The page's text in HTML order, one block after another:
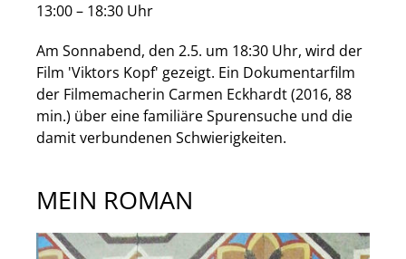
13:00 – 18:30 Uhr
Am Sonnabend, den 2.5. um 18:30 Uhr, wird der
Film 'Viktors Kopf' gezeigt. Ein Dokumentarfilm
der Filmemacherin Carmen Eckhardt (2016, 88
min.) über eine familiäre Spurensuche und die
damit verbundenen Schwierigkeiten.
MEIN ROMAN